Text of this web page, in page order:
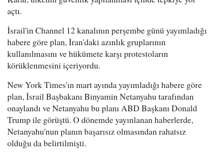
açtı.
İsrail'in Channel 12 kanalının perşembe günü yayımladığı
habere göre plan, İran'daki azınlık gruplarının
kullanılmasını ve hükümete karşı protestoların
körüklenmesini içeriyordu.
New York Times'ın mart ayında yayımladığı habere göre
plan, İsrail Başbakanı Binyamin Netanyahu tarafından
onaylandı ve Netanyahu bu planı ABD Başkanı Donald
Trump ile görüştü. O dönemde yayınlanan haberlerde,
Netanyahu'nun planın başarısız olmasından rahatsız
olduğu da belirtilmişti.